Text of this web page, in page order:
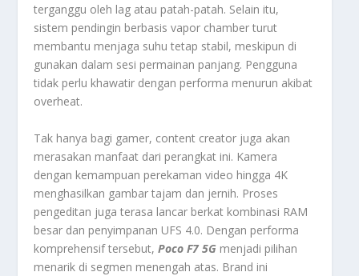
terganggu oleh lag atau patah-patah. Selain itu,
sistem pendingin berbasis vapor chamber turut
membantu menjaga suhu tetap stabil, meskipun di
gunakan dalam sesi permainan panjang. Pengguna
tidak perlu khawatir dengan performa menurun akibat
overheat.
Tak hanya bagi gamer, content creator juga akan
merasakan manfaat dari perangkat ini. Kamera
dengan kemampuan perekaman video hingga 4K
menghasilkan gambar tajam dan jernih. Proses
pengeditan juga terasa lancar berkat kombinasi RAM
besar dan penyimpanan UFS 4.0. Dengan performa
komprehensif tersebut,Poco F7 5G menjadi pilihan
menarik di segmen menengah atas. Brand ini